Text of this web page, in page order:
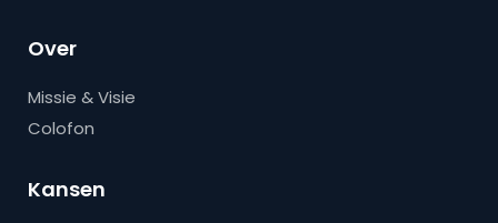
Over
Missie & Visie
Colofon
Kansen